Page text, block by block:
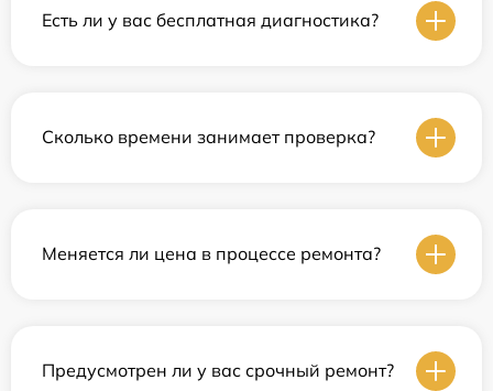
Есть ли у вас бесплатная диагностика?
Сколько времени занимает проверка?
Меняется ли цена в процессе ремонта?
Предусмотрен ли у вас срочный ремонт?